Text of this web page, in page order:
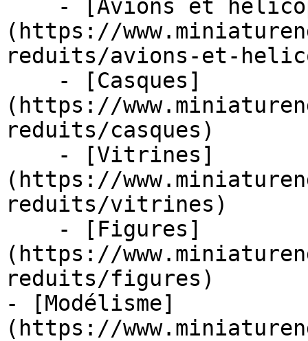
(https://
reduits/avions-et-
(https://
reduits/casques)
(https://
reduits/vitrines)
(https://
reduits/figures)
- [Modélisme]
(https://